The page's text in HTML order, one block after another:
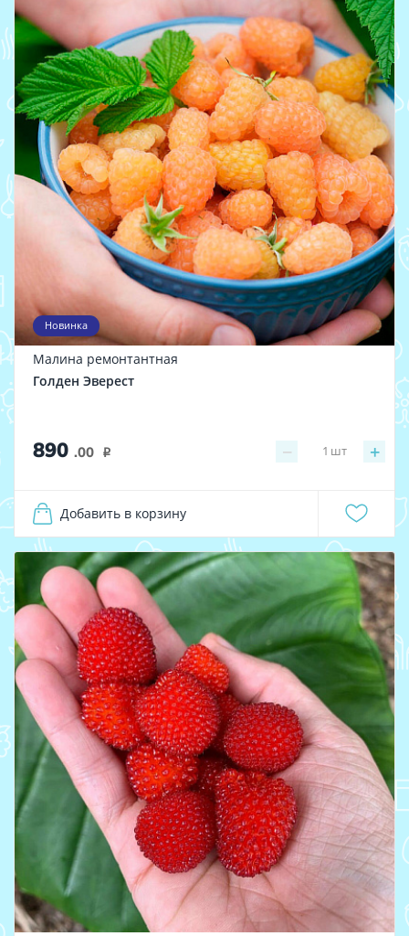
Новинка
Малина ремонтантная
Голден Эверест
890 .00 i − +
1 шт
Добавить в корзину